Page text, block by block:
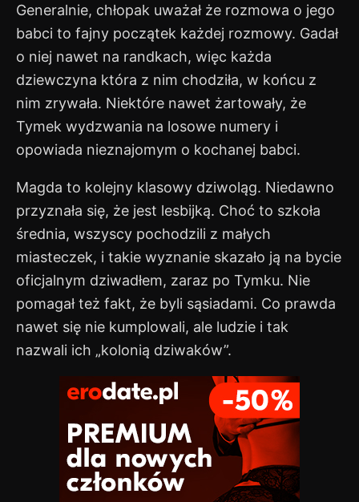
Generalnie, chłopak uważał że rozmowa o jego
babci to fajny początek każdej rozmowy. Gadał
o niej nawet na randkach, więc każda
dziewczyna która z nim chodziła, w końcu z
nim zrywała. Niektóre nawet żartowały, że
Tymek wydzwania na losowe numery i
opowiada nieznajomym o kochanej babci.
Magda to kolejny klasowy dziwoląg. Niedawno
przyznała się, że jest lesbijką. Choć to szkoła
średnia, wszyscy pochodzili z małych
miasteczek, i takie wyznanie skazało ją na bycie
oficjalnym dziwadłem, zaraz po Tymku. Nie
pomagał też fakt, że byli sąsiadami. Co prawda
nawet się nie kumplowali, ale ludzie i tak
nazwali ich „kolonią dziwaków”.